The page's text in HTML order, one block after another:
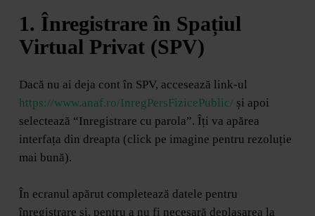
1. Înregistrare în Spațiul
Virtual Privat (SPV)
Dacă nu ai deja cont în SPV, accesează link-ul
https://www.anaf.ro/InregPersFizicePublic/și apoi
selectează “Inregistrare cu parola”. Îți va apărea
interfața din dreapta (click pe imagine pentru rezoluție
mai bună).
În ecranul apărut completează datele pentru
înregistrare și, pentru a nu fi necesară deplasarea la